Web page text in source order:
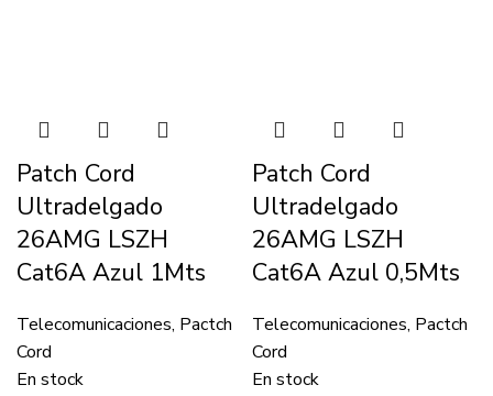
Patch Cord
Ultradelgado
26AMG LSZH
Cat6A Azul 1Mts
Telecomunicaciones, Pactch
Cord
En stock
Patch Cord
Ultradelgado
26AMG LSZH
Cat6A Azul 0,5Mts
Telecomunicaciones, Pactch
Cord
En stock